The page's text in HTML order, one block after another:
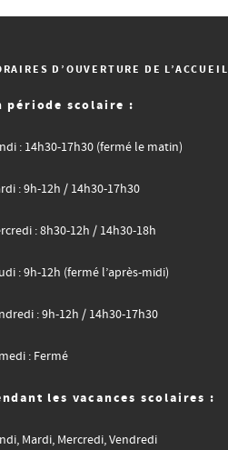
D’OUVERTURE DE L’ACCUEIL
période scolaire :
: 14h30-17h30 (fermé le matin)
: 9h-12h / 14h30-17h30
: 8h30-12h / 14h30-18h
: 9h-12h (fermé l’après-midi)
: 9h-12h / 14h30-17h30
: Fermé
les vacances scolaires :
Mardi, Mercredi, Vendredi